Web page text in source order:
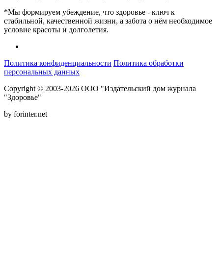
*Мы формируем убеждение, что здоровье - ключ к
стабильной, качественной жизни, а забота о нём необходимое
условие красоты и долголетия.
Политика конфиденциальности Политика обработки
персональных данных
Copyright © 2003-2026 ООО "Издательский дом журнала
"Здоровье"
by forinter.net